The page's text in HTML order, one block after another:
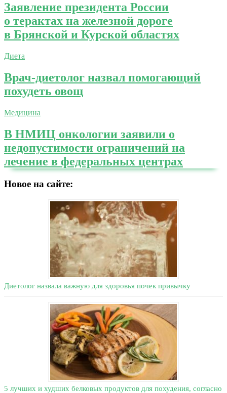
Заявление президента России
о терактах на железной дороге
в Брянской и Курской областях
Диета
Врач-диетолог назвал помогающий
похудеть овощ
Медицина
В НМИЦ онкологии заявили о
недопустимости ограничений на
лечение в федеральных центрах
Новое на сайте:
Диетолог назвала важную для здоровья почек привычку
5 лучших и худших белковых продуктов для похудения, согласно